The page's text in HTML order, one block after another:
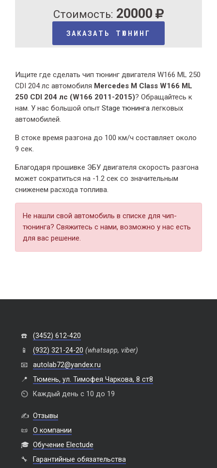
Стоимость: 20000
ЗАКАЗАТЬ ТЮНИНГ
Ищите где сделать чип тюнинг двигателя W166 ML 250
CDI 204 лс автомобиля Mercedes M Class W166 ML
250 CDI 204 лс (W166 2011-2015)? Обращайтесь к
нам. У нас большой опытStage тюнинга легковых
автомобилей.
В стоке время разгонадо 100 км/ч составляет около
9 сек.
Благодаря прошивке ЭБУ двигателя скорость разгона
может сократиться на -1.2 сек со значительным
сниженем расхода топлива.
Не нашли свой автомобиль в списке для чип-
тюнинга? Свяжитесь с нами, возможно у нас есть
для вас решение.
☎️
(3452) 612-420
📱
(932) 321-24-20 (whatsapp, viber)
📧
autolab72@yandex.ru
📍
Тюмень, ул. Тимофея Чаркова, 8 ст8
⏲️
Каждый день с 10 до 19
✍️ Отзывы
📜
О компании
🎓 Обучение Electude
🔧
Гарантийные обязательства